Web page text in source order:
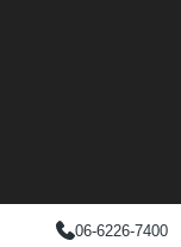
06-6226-7400